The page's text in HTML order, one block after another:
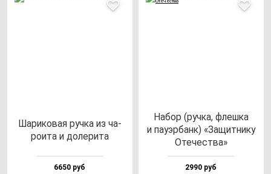
Шари­ко­вая руч­ка из ча­
ро­ита и до­ле­ри­та
6650 руб
Набор (руч­ка, флеш­ка
и па­уэр­банк) «Защит­ни­ку
Оте­чес­тва»
2990 руб